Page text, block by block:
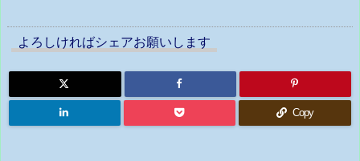
よろしければシェアお願いします
Copy